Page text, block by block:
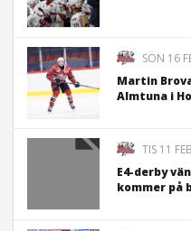
SÖN 16
Martin
Almtuna i
TIS 11
E4-derby
kommer på